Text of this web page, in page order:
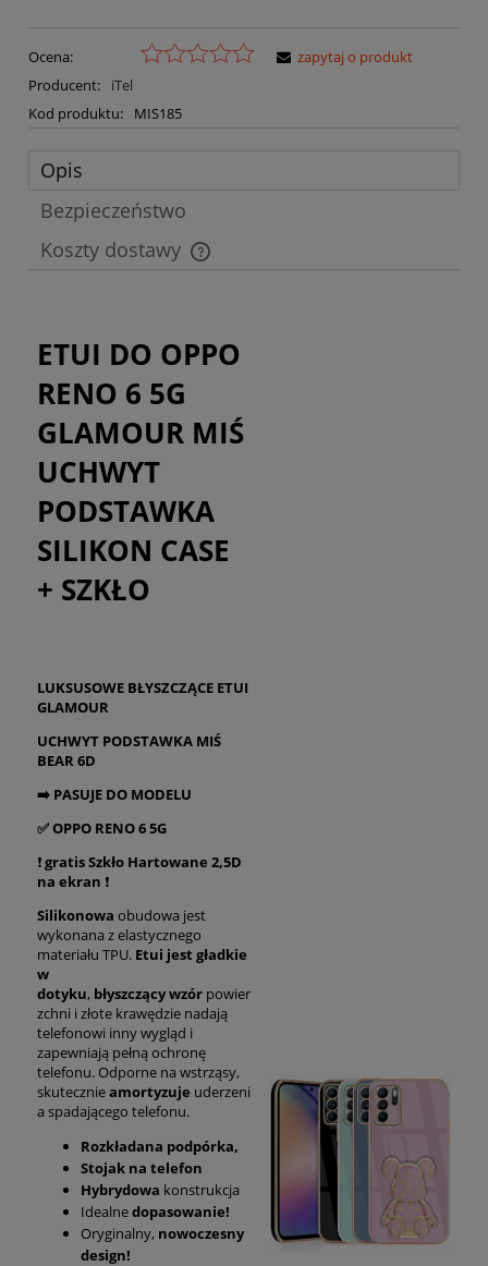
Ocena:
Producent:
iTel
Kod produktu:
MIS185
zapytaj o produkt
Opis
Bezpieczeństwo
Koszty dostawy
Cena nie zawiera ewentualnych kosztów płatności
ETUI DO OPPO
RENO 6 5G
GLAMOUR MIŚ
UCHWYT
PODSTAWKA
SILIKON CASE
+ SZKŁO
LUKSUSOWE BŁYSZCZĄCE ETUI
GLAMOUR
UCHWYT PODSTAWKA MIŚ
BEAR 6D
➡ ️ PASUJE DO MODELU
✅ OPPO RENO 6 5G
❗gratis Szkło Hartowane 2,5D
na ekran ❗
Silikonowa obudowa jest
wykonana z elastycznego
materiału TPU. Etui jest gładkie
w
dotyku, błyszczącywzór powier
zchni i złote krawędzie nadają
telefonowi inny wygląd i
zapewniają pełną ochronę
telefonu. Odporne na wstrząsy,
skutecznieamortyzuje uderzeni
a spadającego telefonu.
Rozkładana podpórka,
Stojak na telefon
Hybrydowa konstrukcja
Idealnedopasowanie!
Oryginalny, nowoczesny
design!